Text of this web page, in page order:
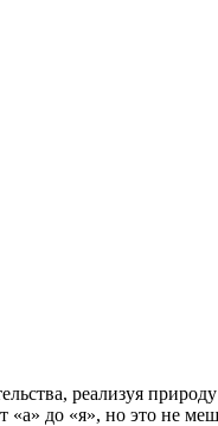
реализуя
до «я», но это не